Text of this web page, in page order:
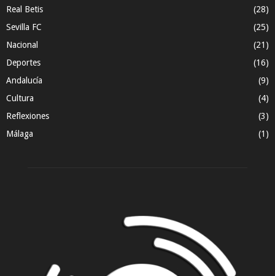
Real Betis
(28)
Sevilla FC
(25)
Nacional
(21)
Deportes
(16)
Andalucía
(9)
Cultura
(4)
Reflexiones
(3)
Málaga
(1)